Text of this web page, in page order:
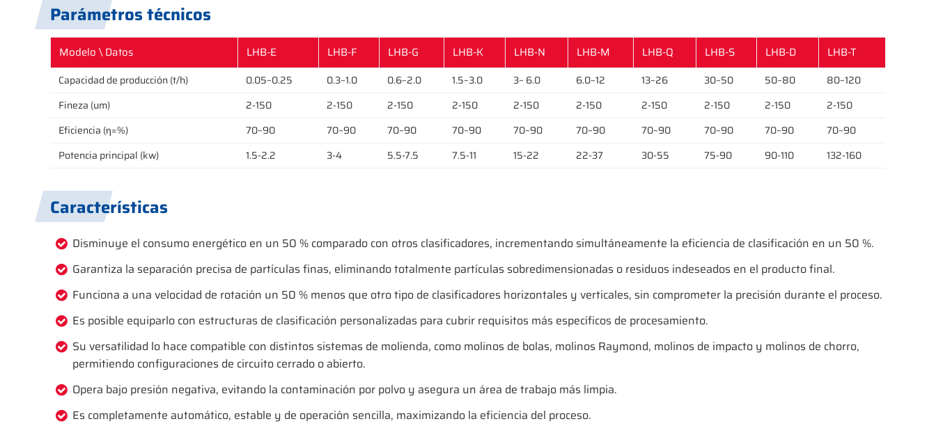
Parámetros técnicos
Modelo \ Datos LHB-E LHB-F LHB-G LHB-K LHB-N LHB-M LHB-Q LHB-S LHB-D LHB-T
Capacidad de producción (t/h) 0.05~0.25 0.3~1.0 0.6~2.0 1.5~3.0 3~ 6.0 6.0~12 13~26 30~50 50~80
80~120
Fineza (um)
2-150 2-150 2-150 2-150 2-150 2-150 2-150 2-150 2-150
2-150
Eficiencia (η=%)
70~90 70~90 70~90 70~90 70~90 70~90 70~90 70~90 70~90
70~90
Potencia principal (kw)
1.5-2.2 3-4 5.5-7.5 7.5-11 15-22 22-37 30-55 75-90 90-110 132-160
Características
Disminuye el consumo energético en un 50 % comparado con otros clasificadores, incrementando simultáneamente la eficiencia de clasificación en un 50 %.
Garantiza la separación precisa de partículas finas, eliminando totalmente partículas sobredimensionadas o residuos indeseados en el producto final.
Funciona a una velocidad de rotación un 50 % menos que otro tipo de clasificadores horizontales y verticales, sin comprometer la precisión durante el proceso.
Es posible equiparlo con estructuras de clasificación personalizadas para cubrir requisitos más específicos de procesamiento.
Su versatilidad lo hace compatible con distintos sistemas de molienda, como molinos de bolas, molinos Raymond, molinos de impacto y molinos de chorro,
permitiendo configuraciones de circuito cerrado o abierto.
Opera bajo presión negativa, evitando la contaminación por polvo y asegura un área de trabajo más limpia.
Es completamente automático, estable y de operación sencilla, maximizando la eficiencia del proceso.